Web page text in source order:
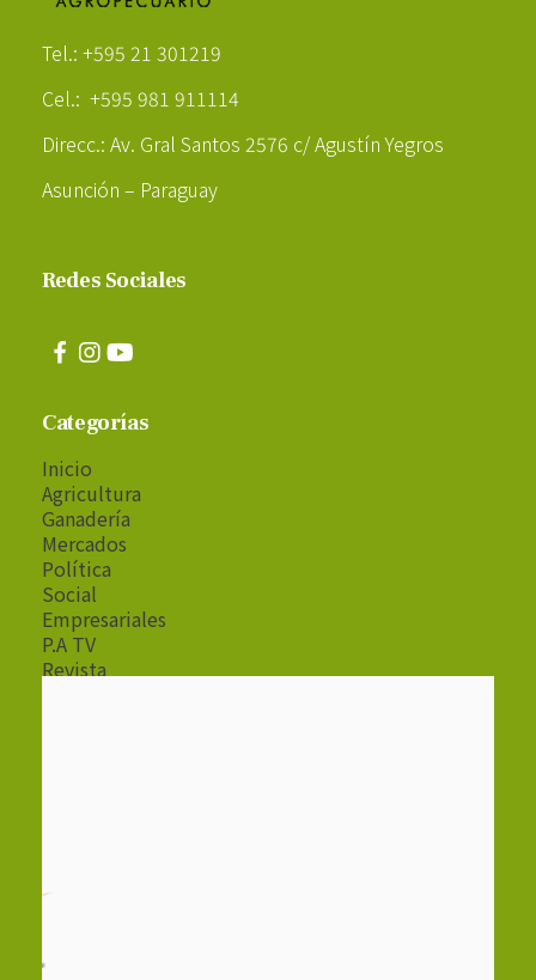
Tel.: +595 21 301219
Cel.: +595 981 911114
Direcc.: Av. Gral Santos 2576 c/ Agustín Yegros
Asunción – Paraguay
Redes Sociales
Categorías
Inicio
Agricultura
Ganadería
Mercados
Política
Social
Empresariales
P.A TV
Revista